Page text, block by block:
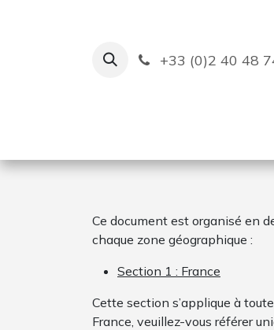
+33 (0)2 40 48
Ce document est organisé en
chaque zone géographique :
Section 1 : France
Cette section s’applique à
France, veuillez-vous référer